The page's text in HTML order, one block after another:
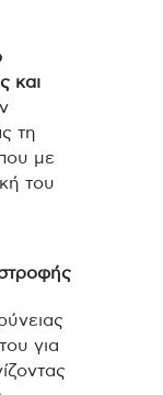
και
τη
με
του
για